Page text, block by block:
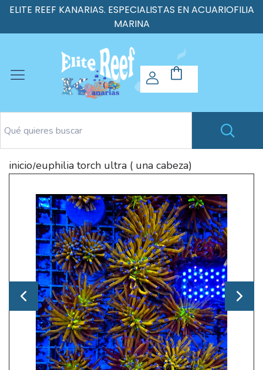
ELITE REEF KANARIAS. ESPECIALISTAS EN ACUARIOFILIA
MARINA
inicio/euphilia torch ultra ( una cabeza)